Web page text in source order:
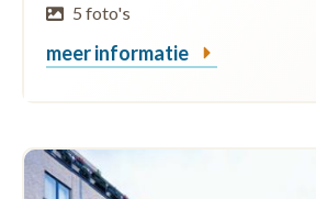
5 foto's
meer informatie